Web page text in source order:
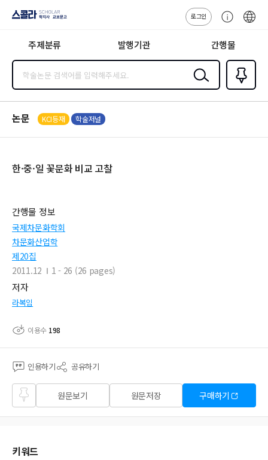
지사·교보문고
로그인
센
주제분류 발행기관 간행물
검색
즐겨찾
기0
논문 KCI등재 학술저널
한·중·일 꽃문화 비교 고찰
간행물 정보
국제차문화학회
차문화산업학
제20집
2011.12
1 - 26 (26 pages)
저자
라복임
이용수 198
인용하기 공유하기
즐겨
찾기
원문보기 원문저장 구매하기
키워드